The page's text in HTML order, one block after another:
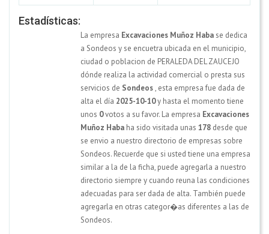
Estadísticas:
La empresa Excavaciones Muñoz Habase dedica
a Sondeos y se encuetra ubicada en el municipio,
ciudad o poblacion de PERALEDA DEL ZAUCEJO
dónde realiza la actividad comercial o presta sus
servicios de Sondeos, esta empresa fue dada de
alta el día 2025-10-10y hasta el momento tiene
unos 0votos a su favor. La empresa Excavaciones
Muñoz Haba ha sido visitada unas 178 desde que
se envio a nuestro directorio de empresas sobre
Sondeos. Recuerde que si usted tiene una empresa
similar a la de la ficha, puede agregarla a nuestro
directorio siempre y cuando reuna las condiciones
adecuadas para ser dada de alta. También puede
agregarla en otras categor�as diferentes a las de
Sondeos.